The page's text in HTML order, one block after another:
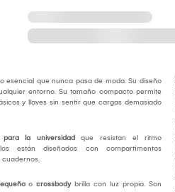
esencial que nunca pasa de moda. Su diseño
entorno. Su tamaño compacto permite
y llaves sin sentir que cargas demasiado
para la universidad que resistan el ritmo
están diseñados con compartimentos
o crossbody brilla con luz propia. Son